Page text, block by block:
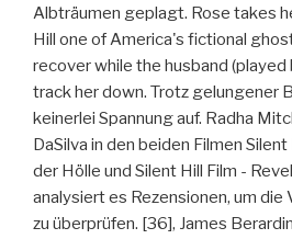
Albträumen geplagt. Rose takes
Hill one of America's fictional
recover while the husband (played
track her down. Trotz gelungener
keinerlei Spannung auf. Radha
DaSilva in den beiden Filmen
der Hölle und Silent Hill Film -
analysiert es Rezensionen, um
zu überprüfen. [36], James